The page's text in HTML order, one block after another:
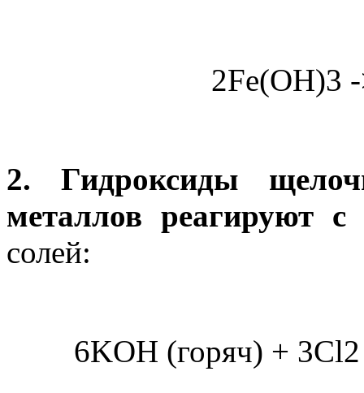
2Fe(OH)3
2. Гидроксиды
металлов реагируют с
солей:
6KOH (горяч) +